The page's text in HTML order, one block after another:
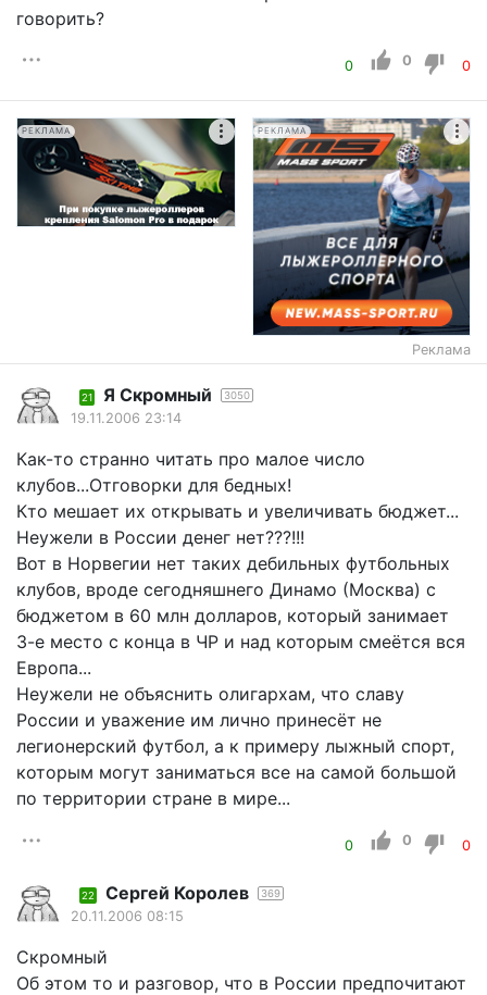
говорить?
0 0 0
РЕКЛАМА РЕКЛАМА
Реклама
21 Я Скромный 3050
19.11.2006 23:14
Как-то странно читать про малое число
клубов...Отговорки для бедных!
Кто мешает их открывать и увеличивать бюджет...
Неужели в России денег нет???!!!
Вот в Норвегии нет таких дебильных футбольных
клубов, вроде сегодняшнего Динамо (Москва) с
бюджетом в 60 млн долларов, который занимает
3-е место с конца в ЧР и над которым смеётся вся
Европа...
Неужели не объяснить олигархам, что славу
России и уважение им лично принесёт не
легионерский футбол, а к примеру лыжный спорт,
которым могут заниматься все на самой большой
по территории стране в мире...
0 0 0
22 Сергей Королев 369
20.11.2006 08:15
Скромный
Об этом то и разговор, что в России предпочитают